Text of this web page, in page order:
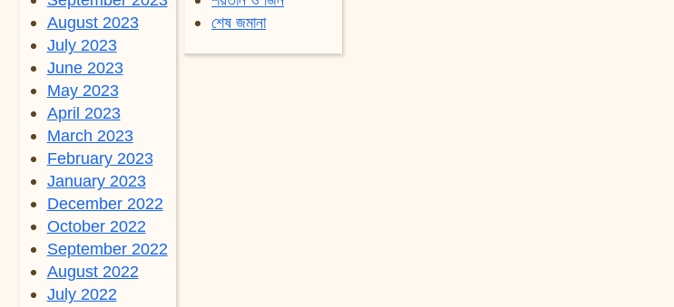
August 2023
July 2023
June 2023
May 2023
April 2023
March 2023
February 2023
January 2023
December 2022
October 2022
September 2022
August 2022
July 2022
শেষ জমানা